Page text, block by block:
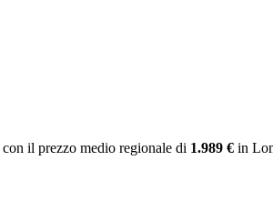
con il prezzo medio regionale di 1.989 € in